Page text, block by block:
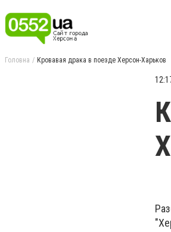
Головна Кровавая драка в поезде Херсон-Харьков